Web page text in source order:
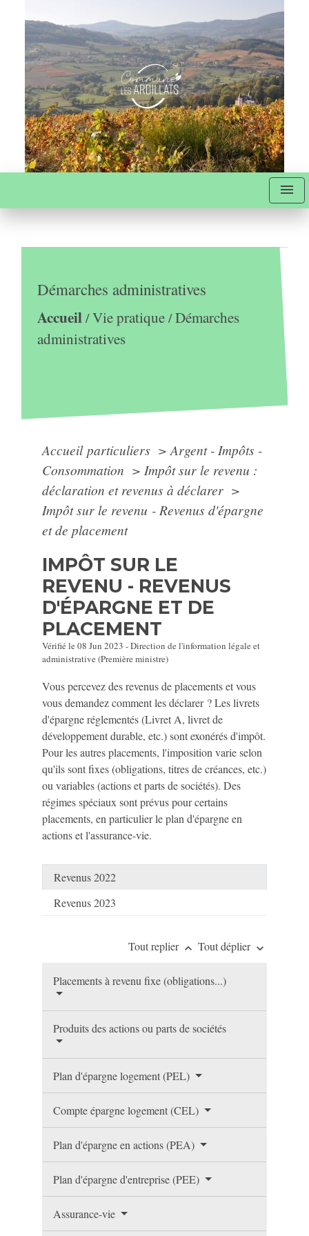
menu
Démarches administratives
Accueil/Vie pratique/Démarches
administratives
Accueil particuliers > Argent - Impôts -
Consommation > Impôt sur le revenu :
déclaration et revenus à déclarer >
Impôt sur le revenu - Revenus d'épargne
et de placement
IMPÔT SUR LE
REVENU - REVENUS
D'ÉPARGNE ET DE
PLACEMENT
Vérifié le 08 Jun 2023 - Direction de l'information légale et
administrative (Première ministre)
Vous percevez des revenus de placements et vous
vous demandez comment les déclarer ? Les livrets
d'épargne réglementés (Livret A, livret de
développement durable, etc.) sont exonérés d'impôt.
Pour les autres placements, l'imposition varie selon
qu'ils sont fixes (obligations, titres de créances, etc.)
ou variables (actions et parts de sociétés). Des
régimes spéciaux sont prévus pour certains
placements, en particulier le plan d'épargne en
actions et l'assurance-vie.
Revenus 2022
Revenus 2023
Tout replier keyboard_arrow_up Tout déplier keyboard_arrow_down
Placements à revenu fixe (obligations...)
Produits des actions ou parts de sociétés
Plan d'épargne logement (PEL)
Compte épargne logement (CEL)
Plan d'épargne en actions (PEA)
Plan d'épargne d'entreprise (PEE)
Assurance-vie